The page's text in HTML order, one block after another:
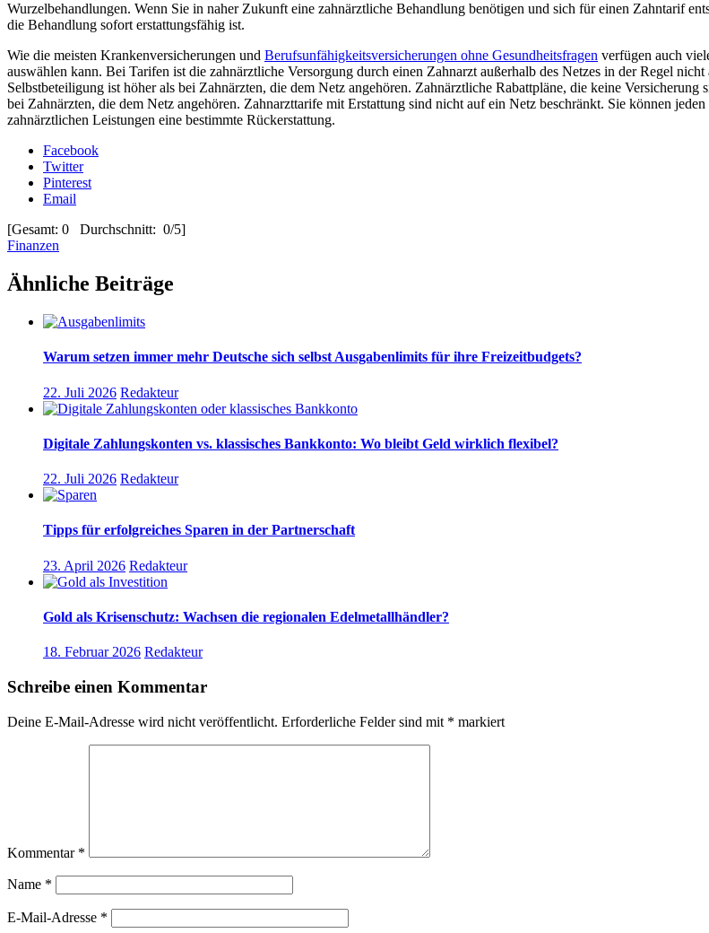
Wurzelbehandlungen. Wenn Sie in naher Zukunft eine zahnärztliche Behandlung benötigen und sich für einen Zahntarif
die Behandlung sofort erstattungsfähig ist.
Wie die meisten Krankenversicherungen und Berufsunfähigkeitsversicherungen ohne Gesundheitsfragen verfügen auch
auswählen kann. Bei Tarifen ist die zahnärztliche Versorgung durch einen Zahnarzt außerhalb des Netzes in der Regel
Selbstbeteiligung ist höher als bei Zahnärzten, die dem Netz angehören. Zahnärztliche Rabattpläne, die keine
bei Zahnärzten, die dem Netz angehören. Zahnarzttarife mit Erstattung sind nicht auf ein Netz beschränkt. Sie können
zahnärztlichen Leistungen eine bestimmte Rückerstattung.
Facebook
Twitter
Pinterest
Email
[Gesamt: 0 Durchschnitt: 0/5]
Finanzen
Ähnliche Beiträge
Warum setzen immer mehr Deutsche sich selbst Ausgabenlimits für ihre Freizeitbudgets?
22. Juli 2026 Redakteur
Digitale Zahlungskonten vs. klassisches Bankkonto: Wo bleibt Geld wirklich flexibel?
22. Juli 2026 Redakteur
Tipps für erfolgreiches Sparen in der Partnerschaft
23. April 2026 Redakteur
Gold als Krisenschutz: Wachsen die regionalen Edelmetallhändler?
18. Februar 2026 Redakteur
Schreibe einen Kommentar
Deine E-Mail-Adresse wird nicht veröffentlicht. Erforderliche Felder sind mit * markiert
Kommentar *
Name *
E-Mail-Adresse *